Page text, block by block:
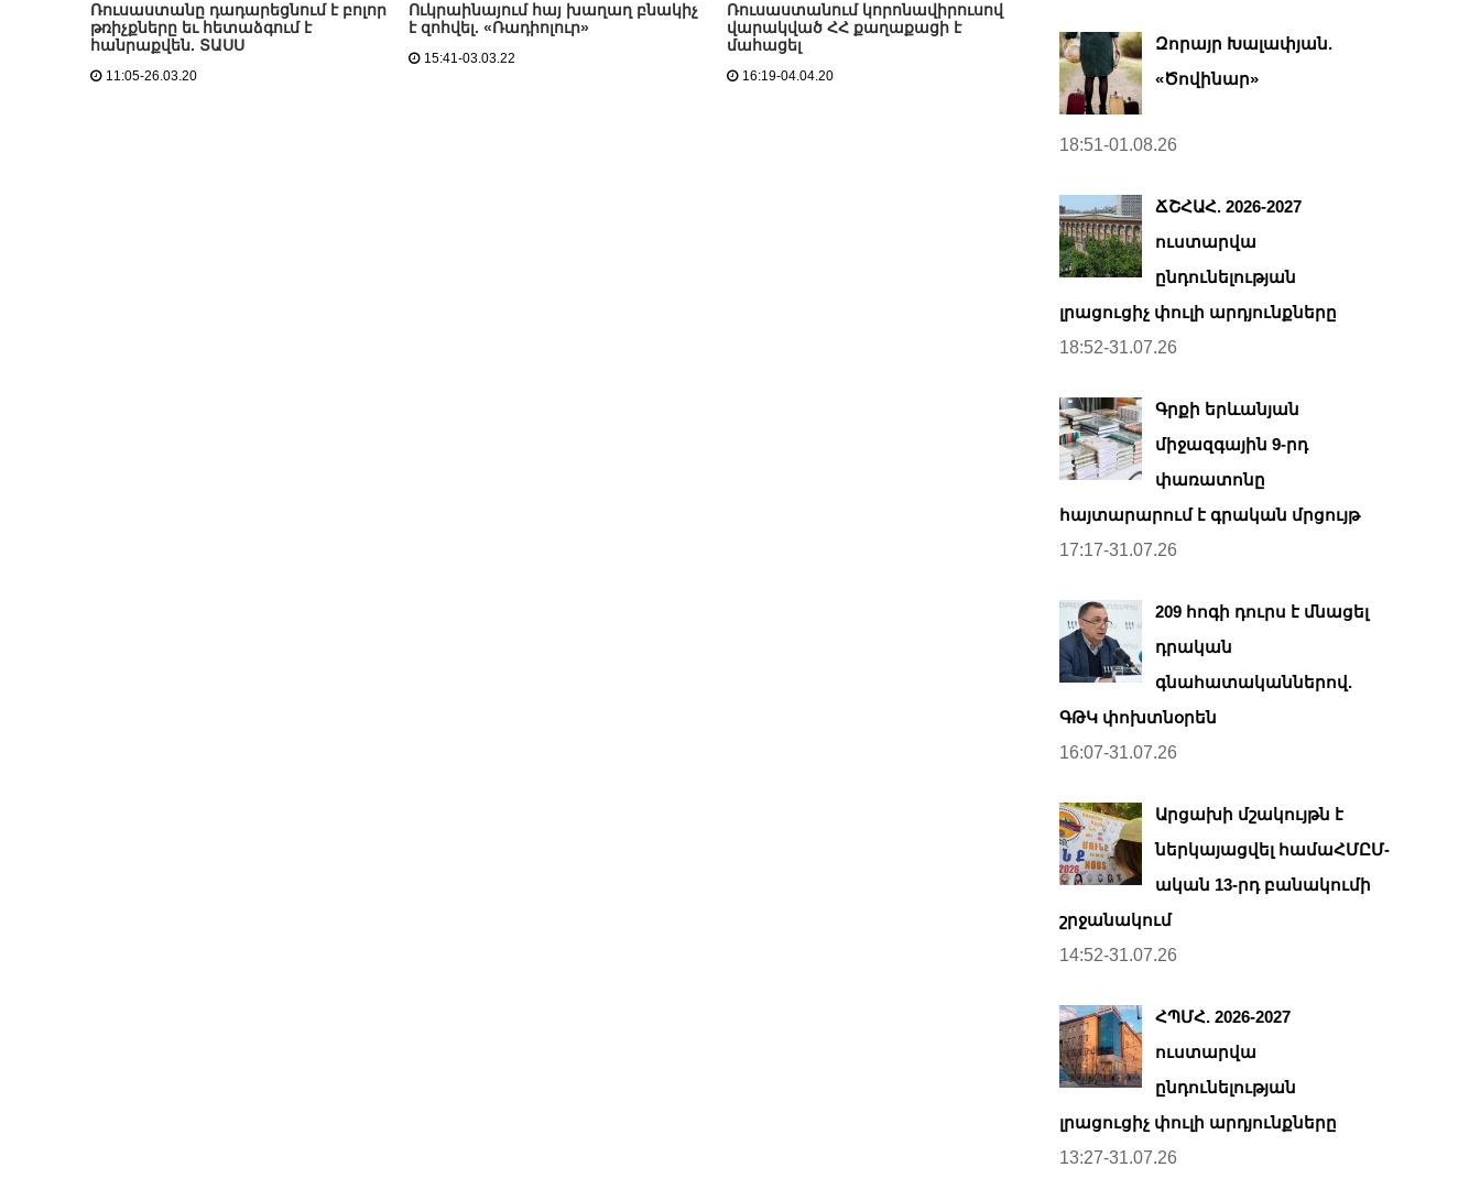
Ռուսաստանը դադարեցնում է բոլոր
թռիչքները եւ հետաձգում է
հանրաքվեն. ՏԱՍՍ
11:05-26.03.20
Ուկրաինայում հայ խաղաղ բնակիչ
է զոհվել. «Ռադիոլուր»
15:41-03.03.22
Ռուսաստանում կորոնավիրուսով
վարակված ՀՀ քաղաքացի է
մահացել
16:19-04.04.20
Զորայր Խալափյան.
«Ծովինար»
18:51-01.08.26
ՃՇՀԱՀ. 2026-2027
ուստարվա
ընդունելության
լրացուցիչ փուլի արդյունքները
18:52-31.07.26
Գրքի երևանյան
միջազգային 9-րդ
փառատոնը
հայտարարում է գրական մրցույթ
17:17-31.07.26
209 հոգի դուրս է մնացել
դրական
գնահատականներով.
ԳԹԿ փոխտնօրեն
16:07-31.07.26
Արցախի մշակույթն է
ներկայացվել համաՀՄԸՄ-
ական 13-րդ բանակումի
շրջանակում
14:52-31.07.26
ՀՊՄՀ. 2026-2027
ուստարվա
ընդունելության
լրացուցիչ փուլի արդյունքները
13:27-31.07.26